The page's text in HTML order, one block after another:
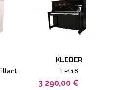
KLEBER
E-118
3 290,00 €